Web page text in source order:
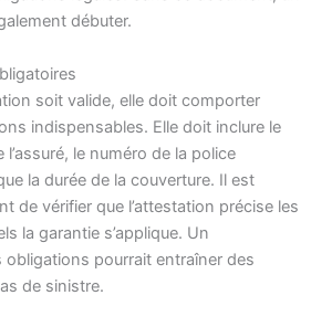
débuter.
soit valide, elle doit comporter
indispensables. Elle doit inclure le
l’assuré, le numéro de la police
la durée de la couverture. Il est
de vérifier que l’attestation précise les
la garantie s’applique. Un
obligations pourrait entraîner des
de sinistre.